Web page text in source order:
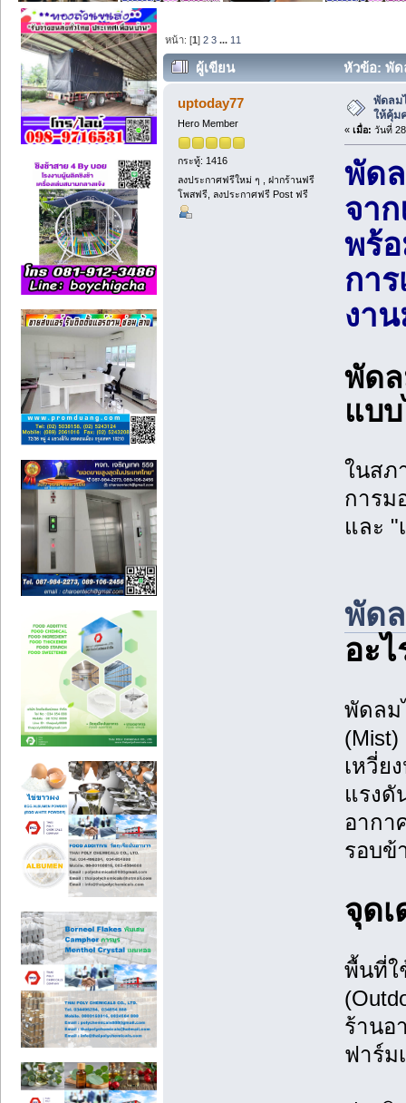
หน้า: [1]2 3 ... 11
ผู้เขียน
หัวข้อ: พัด
ประหยัดไฟ (อ่าน 1628 ครั้ง)
uptoday77
Hero Member
กระทู้: 1416
ลงประกาศฟรีใหม่ ๆ , ฝากร้านฟรี
โพสฟรี, ลงประกาศฟรี Post ฟรี
พัดลม
ให้คุ้ม
« เมื่อ: วันที่
พัด
จา
พร้
กา
งา
พัดล
แบ
ในสภ
การม
และ "
พัด
อะ
พัดลม
เหวี่ย
แรงดั
อากา
รอบข้
จุด
พื้นที่ใ
ร้านอ
ฟาร์ม